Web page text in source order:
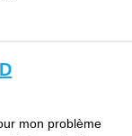
mon problème